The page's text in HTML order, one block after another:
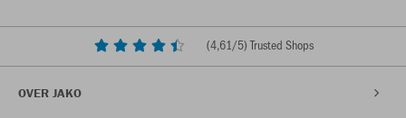
(4,61/5) Trusted Shops
OVER JAKO